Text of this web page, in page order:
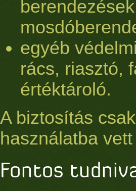
egyéb
rács, riasztó,
értéktároló.
A biztosítás
használatba
Fontos